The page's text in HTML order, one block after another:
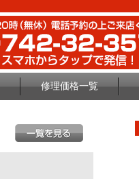
修理価格一覧